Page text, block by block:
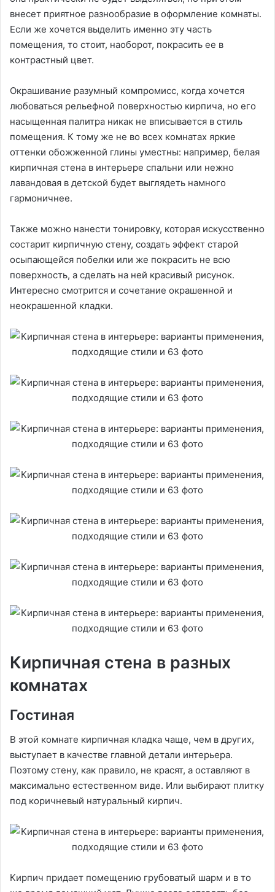
внесет приятное разнообразие в оформление комнаты.
Если же хочется выделить именно эту часть
помещения, то стоит, наоборот, покрасить ее в
контрастный цвет.
Окрашивание разумный компромисс, когда хочется
любоваться рельефной поверхностью кирпича, но его
насыщенная палитра никак не вписывается в стиль
помещения. К тому же не во всех комнатах яркие
оттенки обожженной глины уместны: например, белая
кирпичная стена в интерьере спальни или нежно
лавандовая в детской будет выглядеть намного
гармоничнее.
Также можно нанести тонировку, которая искусственно
состарит кирпичную стену, создать эффект старой
осыпающейся побелки или же покрасить не всю
поверхность, а сделать на ней красивый рисунок.
Интересно смотрится и сочетание окрашенной и
неокрашенной кладки.
Кирпичная стена в разных
комнатах
Гостиная
В этой комнате кирпичная кладка чаще, чем в других,
выступает в качестве главной детали интерьера.
Поэтому стену, как правило, не красят, а оставляют в
максимально естественном виде. Или выбирают плитку
под коричневый натуральный кирпич.
Кирпич придает помещению грубоватый шарм и в то